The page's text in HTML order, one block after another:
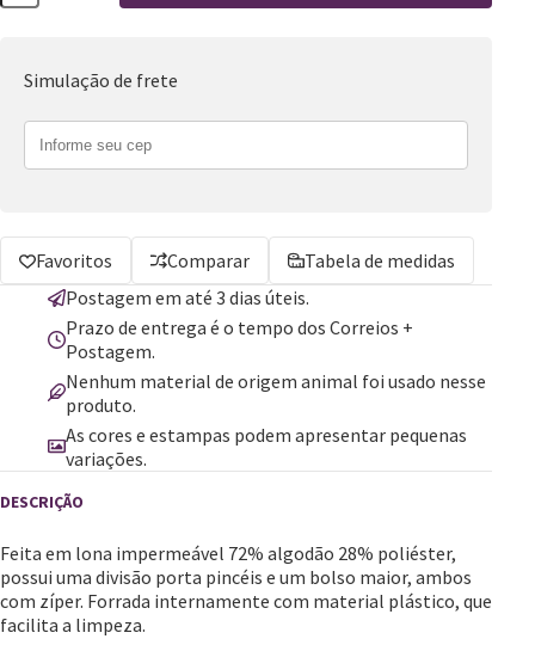
Simulação de frete
Favoritos Comparar
Tabela de medidas
Postagem em até 3 dias úteis.
Prazo de entrega é o tempo dos Correios +
Postagem.
Nenhum material de origem animal foi usado nesse
produto.
As cores e estampas podem apresentar pequenas
variações.
Feita em lona impermeável 72% algodão 28% poliéster,
possui uma divisão porta pincéis e um bolso maior, ambos
com zíper. Forrada internamente com material plástico, que
facilita a limpeza.